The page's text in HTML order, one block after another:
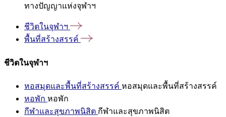
ทางปัญญาแห่งจุฬาฯ
ชีวิตในจุฬาฯ
พื้นที่สร้างสรรค์
ชีวิตในจุฬาฯ
หอสมุดและพื้นที่สร้างสรรค์ หอสมุดและพื้นที่สร้างสรรค์
หอพัก หอพัก
กีฬาและสุขภาพนิสิต กีฬาและสุขภาพนิสิต